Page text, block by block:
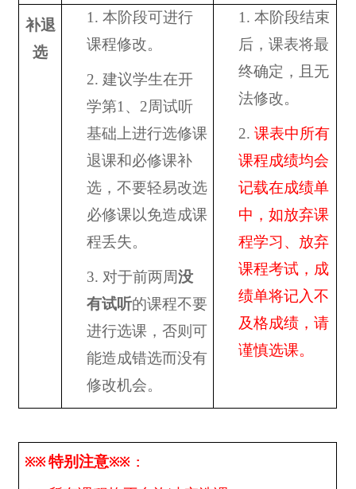
补退
选
1.本阶段可进行
课程修改。
2.建议学生在开
学第1 、 2周试听
基础上进行选修课
退课和必修课补
选，不要轻易改选
必修课以免造成课
程丢失。
3. 对于前两周没
有试听的课程不要
进行选课，否则可
能造成错选而没有
修改机会。
1.本阶段结束
后，课表将最
终确定，且无
法修改。
2.课表中所有
课程成绩均会
记载在成绩单
中，如放弃课
程学习、放弃
课程考试，成
绩单将记入不
及格成绩，请
谨慎选课。
※※ 特别注意※※: